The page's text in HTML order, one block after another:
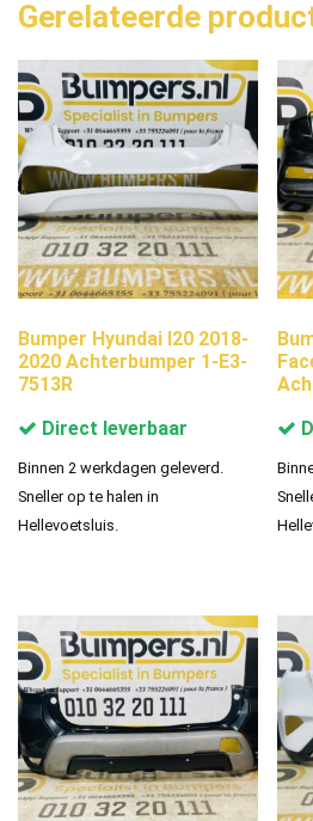
Gerelateerde
Bumper Hyundai I20 2018-
2020 Achterbumper 1-E3-
7513R
Direct leverbaar
Binnen 2 werkdagen geleverd.
Sneller op te halen in
Hellevoetsluis.